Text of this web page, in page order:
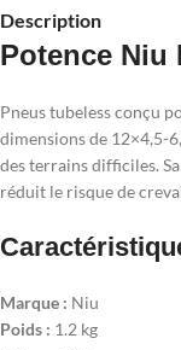
Description
Potence Niu
Pneus tubeless conçu
dimensions de 12×4,5-
des terrains difficiles.
réduit le risque de
Marque : Niu
Poids : 1.2 kg